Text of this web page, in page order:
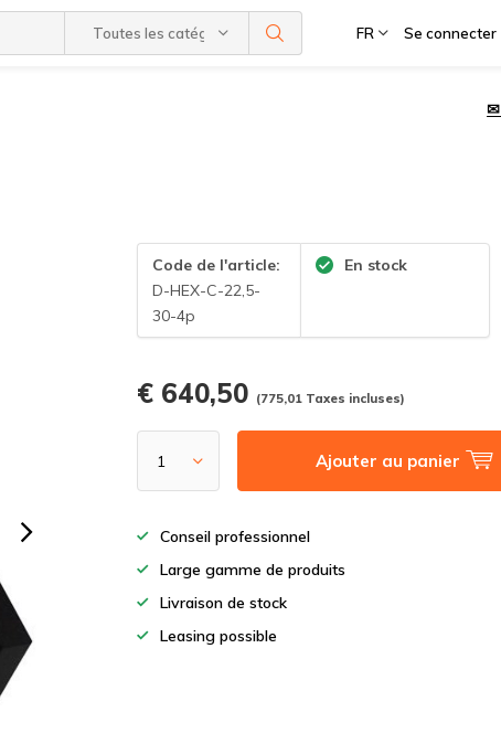
Toutes les catégories FR Se connecter
✉
Code de l'article:
D-HEX-C-22,5-
30-4p
En stock
€ 640,50 (775,01 Taxes incluses)
Ajouter au panier
Conseil professionnel
Large gamme de produits
Livraison de stock
Leasing possible